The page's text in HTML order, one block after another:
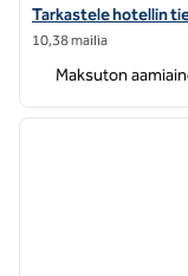
Katso Hampton Inn
Tarkastele hotellin
10,38 mailia
Maksuton
1/12